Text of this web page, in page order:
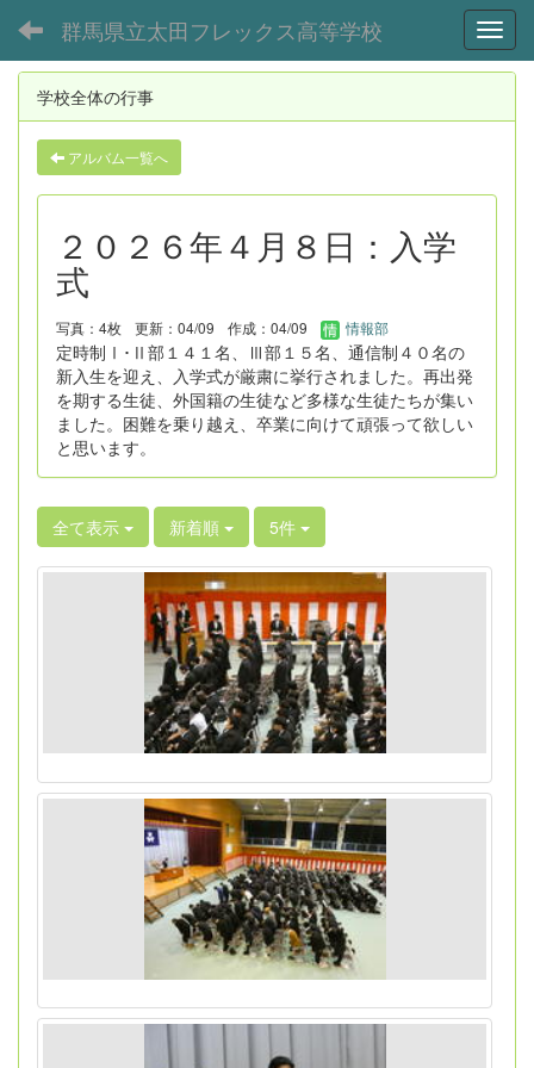
群馬県立太田フレックス高等学校
学校全体の行事
アルバム一覧へ
２０２６年４月８日：入学
式
写真：4枚 更新：04/09 作成：04/09 情報部
定時制Ⅰ･Ⅱ部１４１名、Ⅲ部１５名、通信制４０名の
新入生を迎え、入学式が厳粛に挙行されました。再出発
を期する生徒、外国籍の生徒など多様な生徒たちが集い
ました。困難を乗り越え、卒業に向けて頑張って欲しい
と思います。
全て表示 新着順 5件